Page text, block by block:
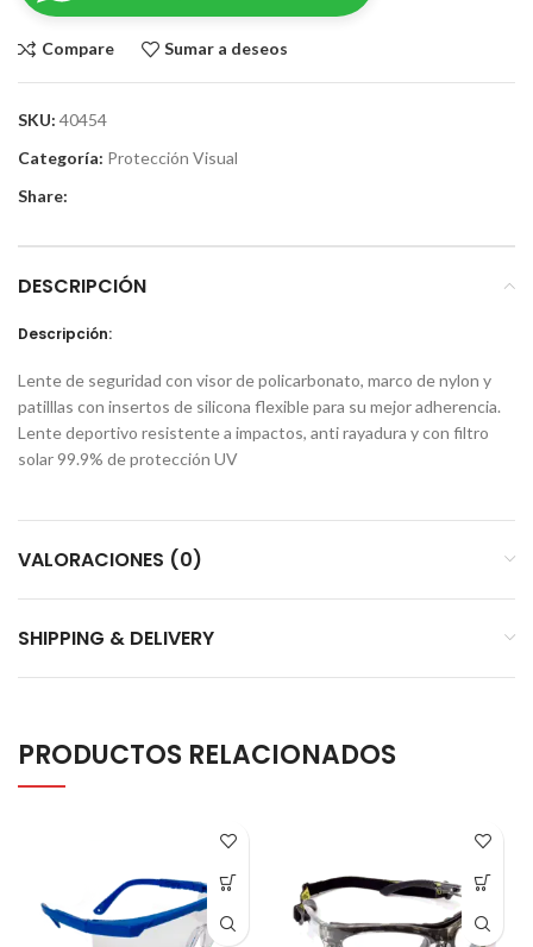
Compare Sumar a deseos
SKU: 40454
Categoría: Protección Visual
Share:
DESCRIPCIÓN
Descripción:
Lente de seguridad con visor de policarbonato, marco de nylon y
patilllas con insertos de silicona flexible para su mejor adherencia.
Lente deportivo resistente a impactos, anti rayadura y con filtro
solar 99.9% de protección UV
VALORACIONES (0)
SHIPPING & DELIVERY
PRODUCTOS RELACIONADOS